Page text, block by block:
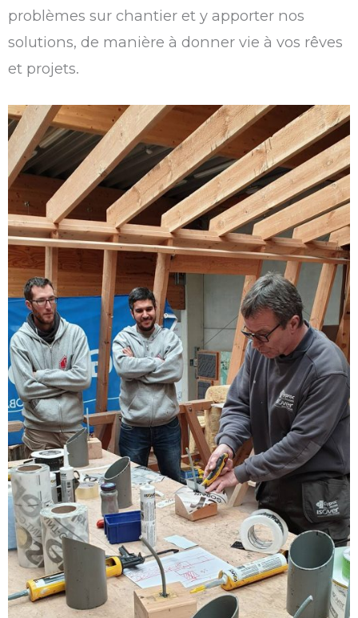
problèmes sur chantier et y apporter nos
solutions, de manière à donner vie à vos rêves
et projets.